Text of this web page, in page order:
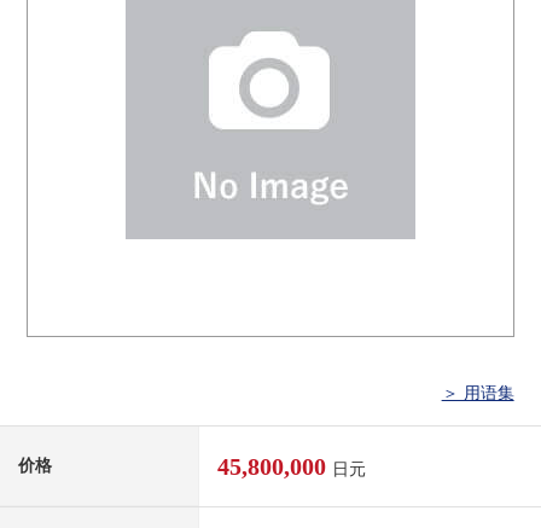
＞ 用语集
价格 45,800,000 日元